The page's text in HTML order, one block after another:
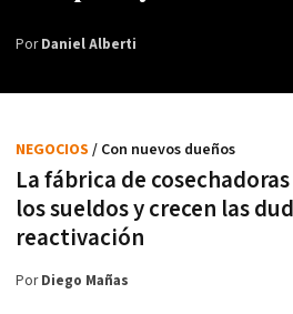
PorDaniel Alberti
La fábrica de
los sueldos y crecen las
reactivación
NEGOCIOS / Con nuevos dueños
PorDiego Mañas